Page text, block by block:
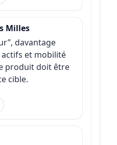
Milles
davantage
et mobilité
produit doit être
cible.